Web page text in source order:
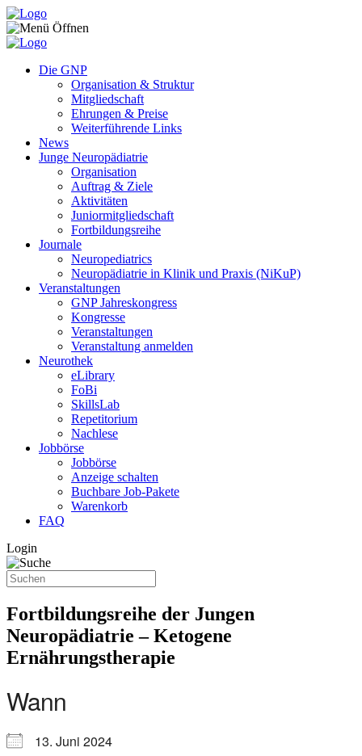
Zum Inhalt springen
Die GNP
Organisation & Struktur
Mitgliedschaft
Ehrungen & Preise
Weiterführende Links
News
Junge Neuropädiatrie
Organisation
Auftrag & Ziele
Aktivitäten
Juniormitgliedschaft
Fortbildungsreihe
Journale
Neuropediatrics
Neuropädiatrie in Klinik und Praxis (NiKuP)
Veranstaltungen
GNP Jahreskongress
Kongresse
Veranstaltungen
Veranstaltung anmelden
Neurothek
eLibrary
FoBi
SkillsLab
Repetitorium
Nachlese
Jobbörse
Jobbörse
Anzeige schalten
Buchbare Job-Pakete
Warenkorb
FAQ
Login
Fortbildungsreihe der Jungen
Neuropädiatrie – Ketogene
Ernährungstherapie
Wann
13. Juni 2024